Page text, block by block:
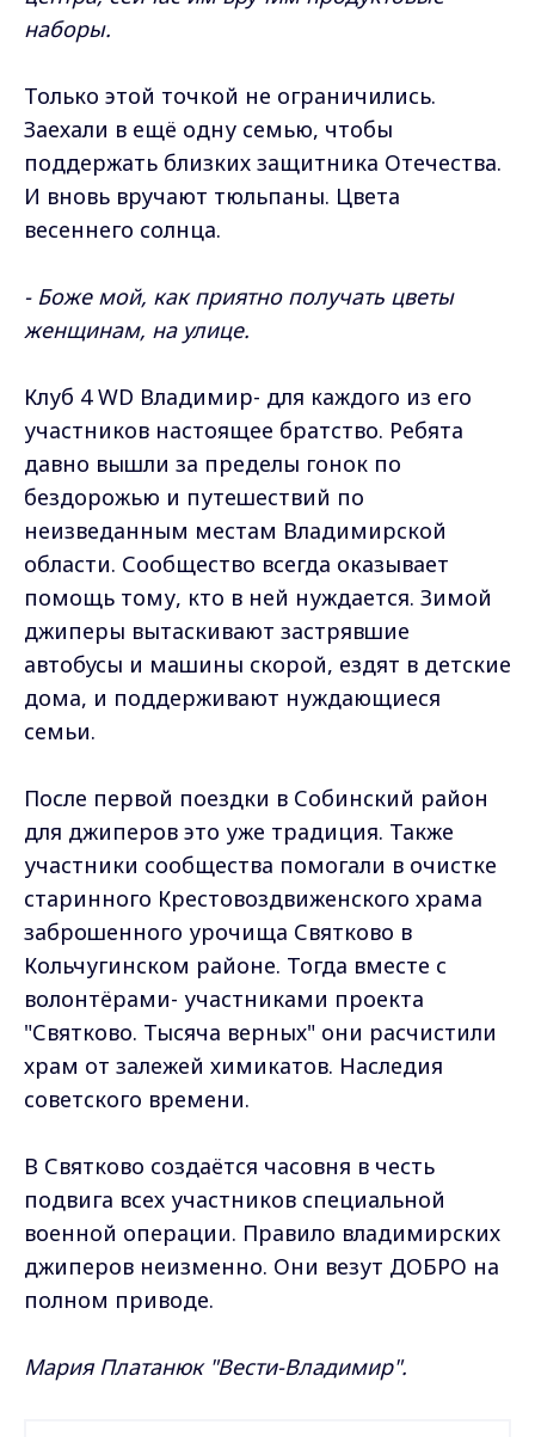
наборы.
Только этой точкой не ограничились.
Заехали в ещё одну семью, чтобы
поддержать близких защитника Отечества.
И вновь вручают тюльпаны. Цвета
весеннего солнца.
- Боже мой, как приятно получать цветы
женщинам, на улице.
Клуб 4 WD Владимир- для каждого из его
участников настоящее братство. Ребята
давно вышли за пределы гонок по
бездорожью и путешествий по
неизведанным местам Владимирской
области. Сообщество всегда оказывает
помощь тому, кто в ней нуждается. Зимой
джиперы вытаскивают застрявшие
автобусы и машины скорой, ездят в детские
дома, и поддерживают нуждающиеся
семьи.
После первой поездки в Собинский район
для джиперов это уже традиция. Также
участники сообщества помогали в очистке
старинного Крестовоздвиженского храма
заброшенного урочища Святково в
Кольчугинском районе. Тогда вместе с
волонтёрами- участниками проекта
"Святково. Тысяча верных" они расчистили
храм от залежей химикатов. Наследия
советского времени.
В Святково создаётся часовня в честь
подвига всех участников специальной
военной операции. Правило владимирских
джиперов неизменно. Они везут ДОБРО на
полном приводе.
Мария Платанюк "Вести-Владимир".